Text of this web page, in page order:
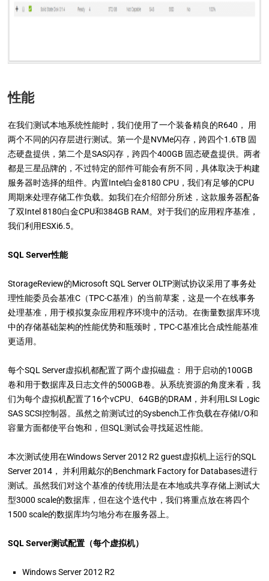
性能
在我们测试本地系统性能时，我们使用了一个装备精良的R640， 用
两个不同的闪存层进行测试。第一个是NVMe闪存，跨四个1.6TB 固
态硬盘提供，第二个是SAS闪存，跨四个400GB 固态硬盘提供。两者
都是三星品牌的，不过特定的部件可能会有所不同，具体取决于构建
服务器时选择的组件。内置Intel白金8180 CPU，我们有足够的CPU
周期来处理存储工作负载。如我们在介绍部分所述，这款服务器配备
了双Intel 8180白金CPU和384GB RAM。对于我们的应用程序基准，
我们利用ESXi6.5。
SQL Server性能
StorageReview的Microsoft SQL Server OLTP测试协议采用了事务处
理性能委员会基准C（TPC-C基准）的当前草案，这是一个在线事务
处理基准，用于模拟复杂应用程序环境中的活动。在衡量数据库环境
中的存储基础架构的性能优势和瓶颈时，TPC-C基准比合成性能基准
更适用。
每个SQL Server虚拟机都配置了两个虚拟磁盘： 用于启动的100GB
卷和用于数据库及日志文件的500GB卷。从系统资源的角度来看，我
们为每个虚拟机配置了16个vCPU、64GB的DRAM，并利用LSI Logic
SAS SCSI控制器。虽然之前测试过的Sysbench工作负载在存储I/O和
容量方面都使平台饱和，但SQL测试会寻找延迟性能。
本次测试使用在Windows Server 2012 R2 guest虚拟机上运行的SQL
Server 2014， 并利用戴尔的Benchmark Factory for Databases进行
测试。虽然我们对这个基准的传统用法是在本地或共享存储上测试大
型3000 scale的数据库，但在这个迭代中，我们将重点放在将四个
1500 scale的数据库均匀地分布在服务器上。
SQL Server测试配置（每个虚拟机）
Windows Server 2012 R2